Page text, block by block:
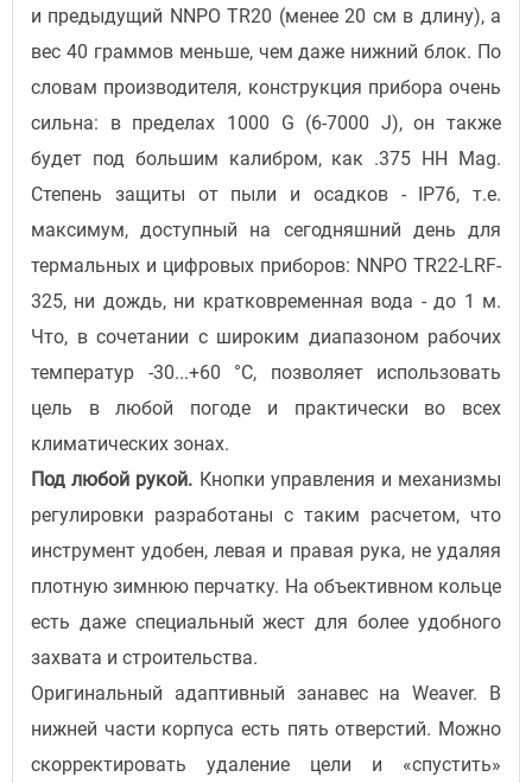
и предыдущий NNPO TR20 (менее 20 см в длину), а
вес 40 граммов меньше, чем даже нижний блок. По
словам производителя, конструкция прибора очень
сильна: в пределах 1000 G (6-7000 J), он также
будет под большим калибром, как .375 HH Mag.
Степень защиты от пыли и осадков - IP76, т.е.
максимум, доступный на сегодняшний день для
термальных и цифровых приборов: NNPO TR22-LRF-
325, ни дождь, ни кратковременная вода - до 1 м.
Что, в сочетании с широким диапазоном рабочих
температур -30...+60 °C, позволяет использовать
цель в любой погоде и практически во всех
климатических зонах.
Под любой рукой. Кнопки управления и механизмы
регулировки разработаны с таким расчетом, что
инструмент удобен, левая и правая рука, не удаляя
плотную зимнюю перчатку. На объективном кольце
есть даже специальный жест для более удобного
захвата и строительства.
Оригинальный адаптивный занавес на Weaver. В
нижней части корпуса есть пять отверстий. Можно
скорректировать удаление цели и «спустить»